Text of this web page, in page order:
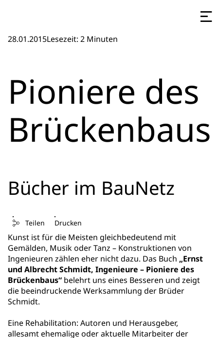
28.01.2015Lesezeit: 2 Minuten
Pioniere des
Brückenbaus
Bücher im BauNetz
Teilen Drucken
Kunst ist für die Meisten gleichbedeutend mit
Gemälden, Musik oder Tanz – Konstruktionen von
Ingenieuren zählen eher nicht dazu. Das Buch „Ernst
und Albrecht Schmidt, Ingenieure – Pioniere des
Brückenbaus“ belehrt uns eines Besseren und zeigt
die beeindruckende Werksammlung der Brüder
Schmidt.
Eine Rehabilitation: Autoren und Herausgeber,
allesamt ehemalige oder aktuelle Mitarbeiter der